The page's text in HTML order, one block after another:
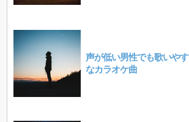
声が低い男性でも歌いや
なカラオケ曲